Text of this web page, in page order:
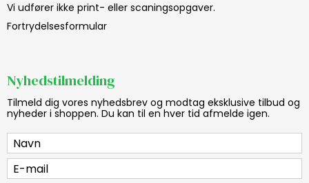
Vi udfører ikke print- eller scaningsopgaver.
Fortrydelsesformular
Nyhedstilmelding
Tilmeld dig vores nyhedsbrev og modtag eksklusive tilbud og
nyheder i shoppen. Du kan til en hver tid afmelde igen.